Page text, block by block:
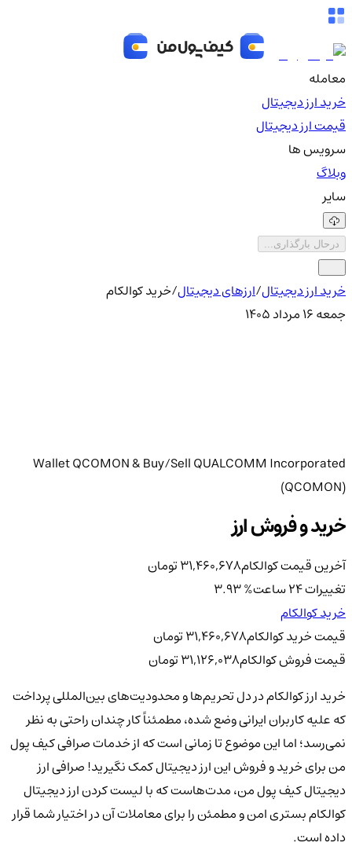
معامله
خرید ارز دیجیتال
قیمت ارز دیجیتال
سرویس ها
وبلاگ
سایر
درحال بارگذاری...
خرید ارز دیجیتال/ارزهای دیجیتال/خرید کوالکام
جمعه ۱۶ مرداد ۱۴۰۵
Wallet QCOMON & Buy/Sell QUALCOMM Incorporated
(QCOMON)
خرید و فروش ارز
آخرین قیمت کوالکام31,460,678تومان
تغییرات 24 ساعت
3.93%
خرید کوالکام
قیمت خرید کوالکام31,460,678تومان
قیمت فروش کوالکام31,126,038تومان
خرید ارز کوالکام در دل تحریم‌ها و محدودیت‌های بین‌المللی پرداخت
که علیه کاربران ایرانی وضع شده، مطمئناً کار چندان راحتی به نظر
نمی‌رسد؛ اما این موضوع تا زمانی است که از خدمات صرافی کیف پول
من برای خرید و فروش این ارز دیجیتال کمک نگیرید! صرافی ارز
دیجیتال کیف پول من، مدت‌هاست که با لیست کردن ارز دیجیتال
کوالکام بستری امن و مطمئن را برای معاملات آن در اختیار شما قرار
داده است.